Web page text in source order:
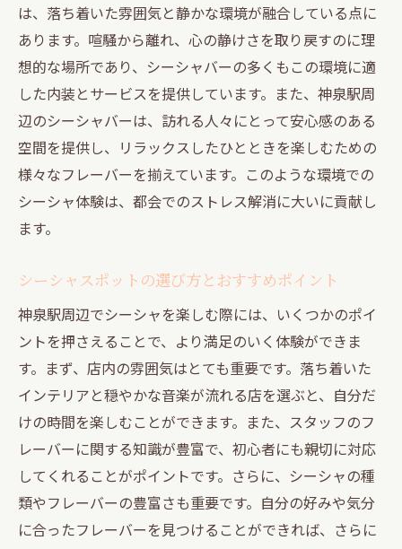
シーシャの香りがもたらす新たな気づき
神泉駅を訪れる際の楽しみ方ガイド
非日常を味わうためのシーシャの活用法
都会のオアシス神泉駅でのシーシャ体験とその
効果
神泉駅でのシーシャ体験の意義
オアシスとしての神泉駅の魅力
都会の中で見つける心の安らぎ
神泉駅でのシーシャ体験をより楽しむため
に
渋谷の喧騒を離れてシーシャの世界へ神泉駅の
魅力
渋谷の喧騒から距離を置く理由
神泉駅でシーシャを楽しむためのヒント
静かな環境がもたらすシーシャの魅力
シーシャを通じた新しい発見
は、落ち着いた雰囲気と静かな環境が融合している点に
あります。喧騒から離れ、心の静けさを取り戻すのに理
想的な場所であり、シーシャバーの多くもこの環境に適
した内装とサービスを提供しています。また、神泉駅周
辺のシーシャバーは、訪れる人々にとって安心感のある
空間を提供し、リラックスしたひとときを楽しむための
様々なフレーバーを揃えています。このような環境での
シーシャ体験は、都会でのストレス解消に大いに貢献し
ます。
シーシャスポットの選び方とおすすめポイント
神泉駅周辺でシーシャを楽しむ際には、いくつかのポイ
ントを押さえることで、より満足のいく体験ができま
す。まず、店内の雰囲気はとても重要です。落ち着いた
インテリアと穏やかな音楽が流れる店を選ぶと、自分だ
けの時間を楽しむことができます。また、スタッフのフ
レーバーに関する知識が豊富で、初心者にも親切に対応
してくれることがポイントです。さらに、シーシャの種
類やフレーバーの豊富さも重要です。自分の好みや気分
に合ったフレーバーを見つけることができれば、さらに